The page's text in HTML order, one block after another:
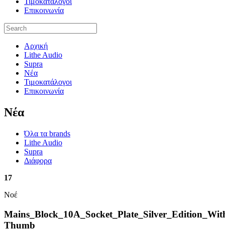
Επικοινωνία
Αρχική
Lithe Audio
Supra
Νέα
Τιμοκατάλογοι
Επικοινωνία
Nέα
Όλα τα brands
Lithe Audio
Supra
Διάφορα
17
Νοέ
Thumb